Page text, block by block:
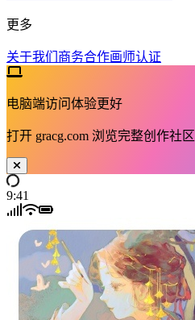
更多
关于我们 商务合作画师认证
电脑端访问体验更好
打开 gracg.com 浏览完整创作社区
9:41